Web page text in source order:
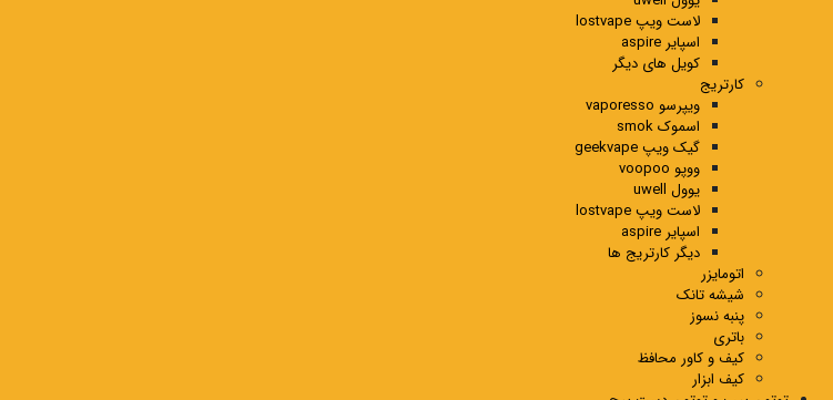
لاست ویپ lostvape
اسپایر aspire
کویل های دیگر
کارتریج
ویپرسو vaporesso
اسموک smok
گیک ویپ geekvape
ووپو voopoo
یوول uwell
لاست ویپ lostvape
اسپایر aspire
دیگر کارتریج ها
اتومایزر
شیشه تانک
پنبه نسوز
باتری
کیف و کاور محافظ
کیف ابزار